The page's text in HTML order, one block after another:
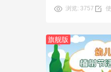
浏览: 3757
旗舰版